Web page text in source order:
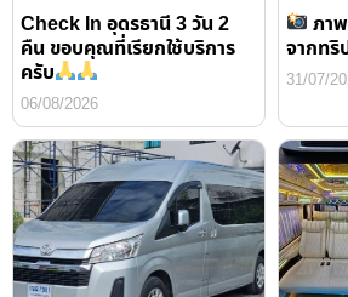
Check In อุดรธานี 3 วัน 2
คืน ขอบคุณที่เรียกใช้บริการ
ครับ
06/08/2026
ภา
จากทริ
31/07/